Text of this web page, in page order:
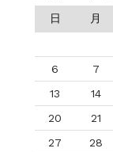
日 月
6
7
13
14
20
21
27
28